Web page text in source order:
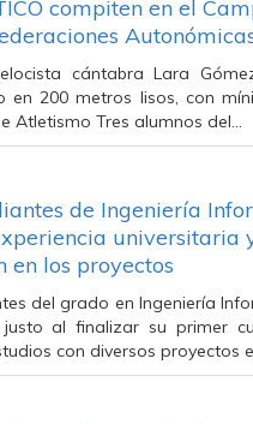
compiten en el
cántabra Lara
en 200 metros lisos, con
Atletismo Tres alumnos del…
de Ingeniería
universitaria
en los proyectos
del grado en Ingeniería
justo al finalizar su primer
con diversos proyectos